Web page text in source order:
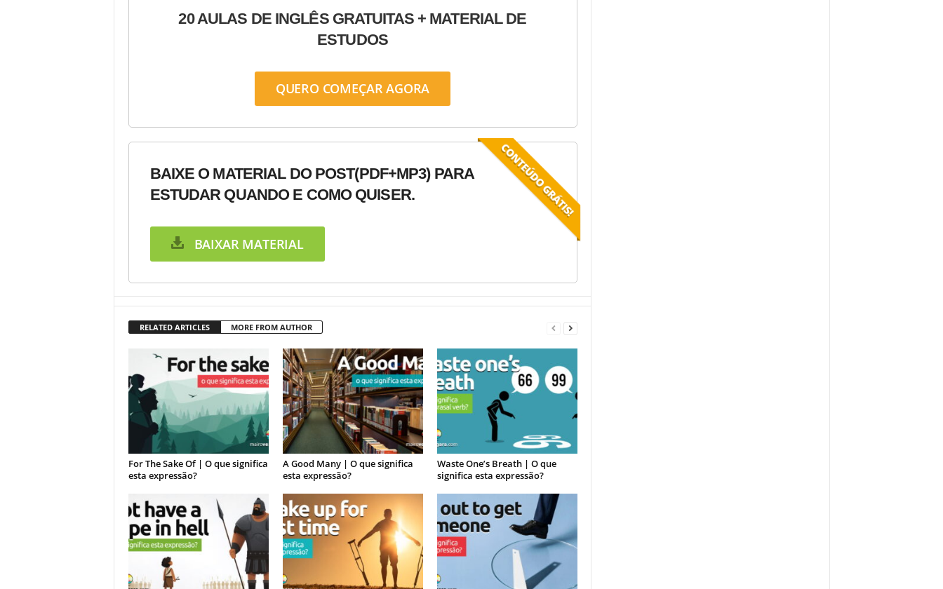
20 AULAS DE INGLÊS GRATUITAS + MATERIAL DE
ESTUDOS
QUERO COMEÇAR AGORA
BAIXE O MATERIAL DO POST(PDF+MP3) PARA
ESTUDAR QUANDO E COMO QUISER.
BAIXAR MATERIAL
RELATED ARTICLES MORE FROM AUTHOR
For The Sake Of | O que significa
esta expressão?
A Good Many | O que significa
esta expressão?
Waste One’s Breath | O que
significa esta expressão?